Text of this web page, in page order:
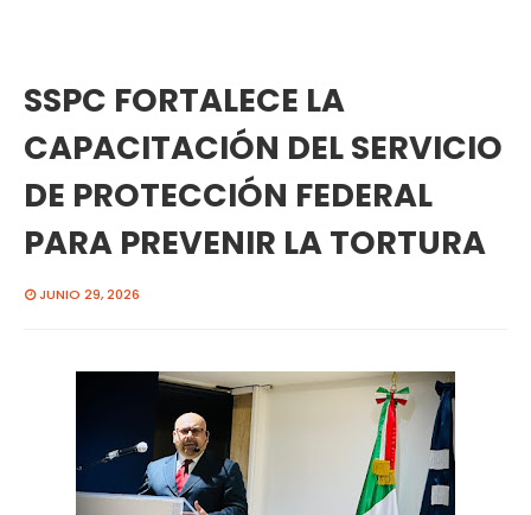
SSPC FORTALECE LA
CAPACITACIÓN DEL SERVICIO
DE PROTECCIÓN FEDERAL
PARA PREVENIR LA TORTURA
JUNIO 29, 2026